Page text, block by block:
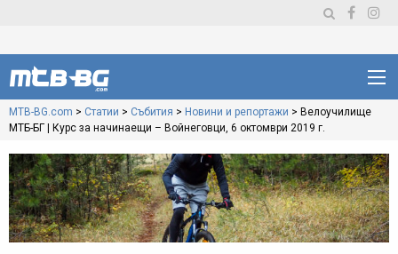
MTB-BG.com > Статии > Събития > Новини и репортажи > Велоучилище
МТБ-БГ | Курс за начинаещи – Войнеговци, 6 октомври 2019 г.